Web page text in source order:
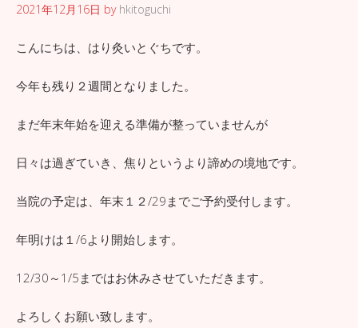
2021年12月16日 by hkitoguchi
こんにちは、はり灸いとぐちです。
今年も残り２週間となりました。
まだ年末年始を迎える準備が整っていませんが
日々は過ぎていき、焦りというより諦めの境地です。
当院の予定は、年末１２/29までご予約受付します。
年明けは１/6より開始します。
12/30～1/5まではお休みさせていただきます。
よろしくお願い致します。